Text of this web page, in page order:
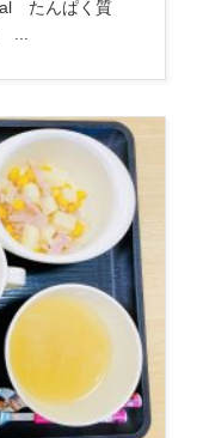
たんぱく質